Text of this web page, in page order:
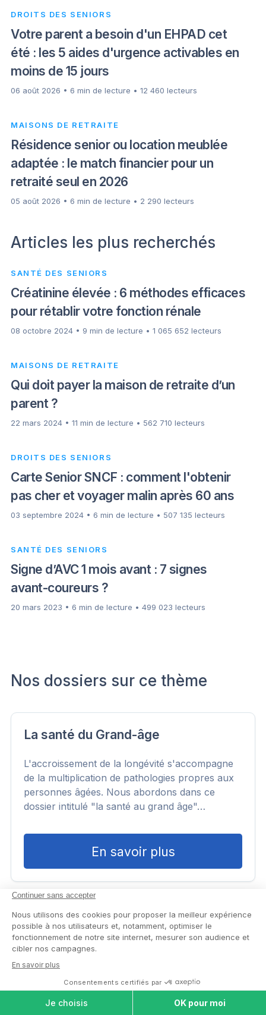
DROITS DES SENIORS
Votre parent a besoin d'un EHPAD cet
été : les 5 aides d'urgence activables en
moins de 15 jours
06 août 2026 • 6 min de lecture • 12 460 lecteurs
MAISONS DE RETRAITE
Résidence senior ou location meublée
adaptée : le match financier pour un
retraité seul en 2026
05 août 2026 • 6 min de lecture • 2 290 lecteurs
Articles les plus recherchés
SANTÉ DES SENIORS
Créatinine élevée : 6 méthodes efficaces
pour rétablir votre fonction rénale
08 octobre 2024 • 9 min de lecture • 1 065 652 lecteurs
MAISONS DE RETRAITE
Qui doit payer la maison de retraite d’un
parent ?
22 mars 2024 • 11 min de lecture • 562 710 lecteurs
DROITS DES SENIORS
Carte Senior SNCF : comment l'obtenir
pas cher et voyager malin après 60 ans
03 septembre 2024 • 6 min de lecture • 507 135 lecteurs
SANTÉ DES SENIORS
Signe d’AVC 1 mois avant : 7 signes
avant-coureurs ?
20 mars 2023 • 6 min de lecture • 499 023 lecteurs
Nos dossiers sur ce thème
La santé du Grand-âge
L'accroissement de la longévité s'accompagne
de la multiplication de pathologies propres aux
personnes âgées. Nous abordons dans ce
dossier intitulé "la santé au grand âge"…
En savoir plus
Trouvez votre maison de
MAISONS DE